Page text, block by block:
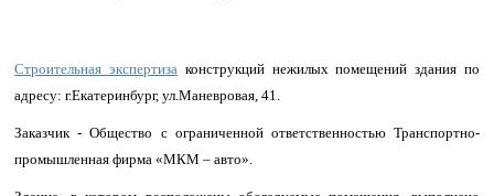
Строительная экспертиза конструкций нежилых помещений здания по
адресу: г.Екатеринбург, ул.Маневровая, 41.
Заказчик - Общество с ограниченной ответственностью Транспортно-
промышленная фирма «МКМ – авто».